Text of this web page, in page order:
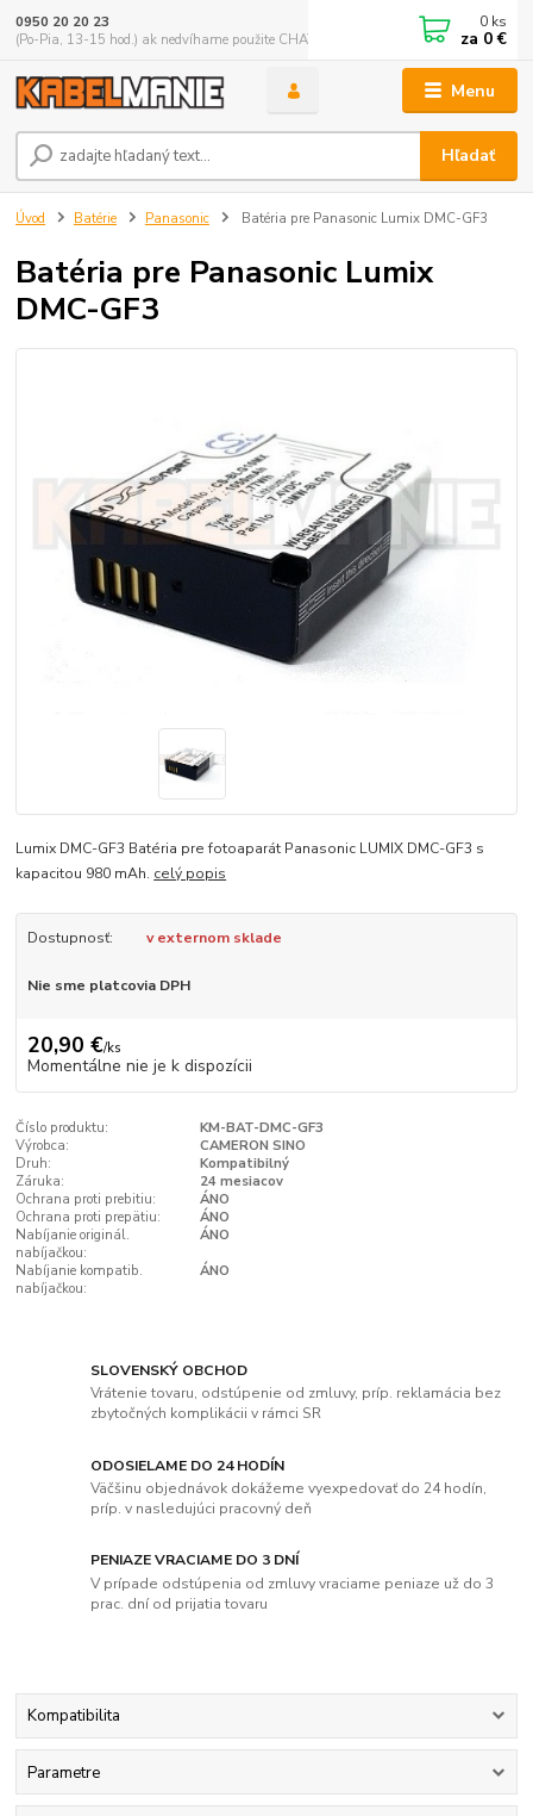
Menu
Hľadať
0950 20 20 23
(Po-Pia, 13-15 hod.) ak nedvíhame použite CHATBOX
0 ks
za 0 €
Úvod Batérie Panasonic Batéria pre Panasonic Lumix DMC-GF3
Batéria pre Panasonic Lumix
DMC-GF3
Lumix DMC-GF3 Batéria pre fotoaparát Panasonic LUMIX DMC-GF3 s
kapacitou 980 mAh. celý popis
Dostupnosť: v externom sklade
Nie sme platcovia DPH
20,90 €/ks
Momentálne nie je k dispozícii
Číslo produktu:
KM-BAT-DMC-GF3
Výrobca:
CAMERON SINO
Druh:
Kompatibilný
Záruka:
24 mesiacov
Ochrana proti prebitiu:
ÁNO
Ochrana proti prepätiu:
ÁNO
Nabíjanie originál.
nabíjačkou:
ÁNO
Nabíjanie kompatib.
nabíjačkou:
ÁNO
SLOVENSKÝ OBCHOD
Vrátenie tovaru, odstúpenie od zmluvy, príp. reklamácia bez
zbytočných komplikácii v rámci SR
ODOSIELAME DO 24 HODÍN
Väčšinu objednávok dokážeme vyexpedovať do 24 hodín,
príp. v nasledujúci pracovný deň
PENIAZE VRACIAME DO 3 DNÍ
V prípade odstúpenia od zmluvy vraciame peniaze už do 3
prac. dní od prijatia tovaru
Kompatibilita
Parametre